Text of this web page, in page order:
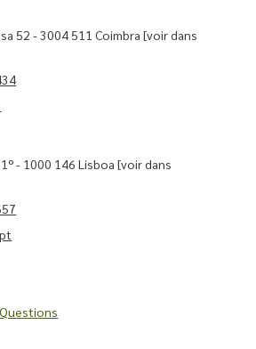
52 - 3004 511 Coimbra[voir dans
1º - 1000 146 Lisboa[voir dans